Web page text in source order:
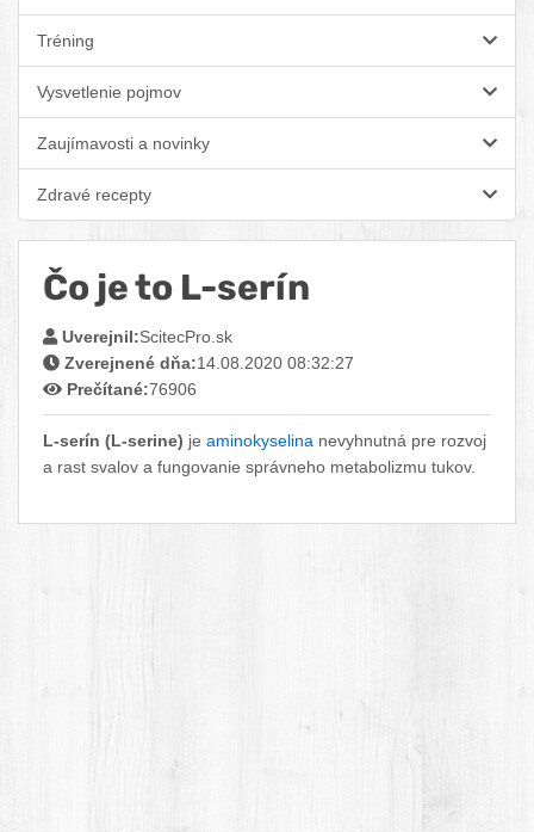
Tréning
Vysvetlenie pojmov
Zaujímavosti a novinky
Zdravé recepty
Čo je to L-serín
Uverejnil:ScitecPro.sk
Zverejnené dňa:14.08.2020 08:32:27
Prečítané:76906
L-serín (L-serine) je aminokyselina nevyhnutná pre rozvoj
a rast svalov a fungovanie správneho metabolizmu tukov.